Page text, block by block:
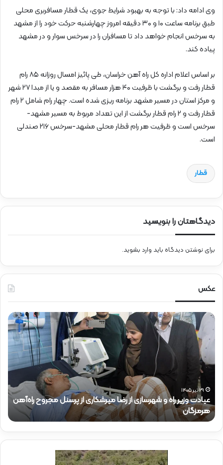
وی ادامه داد: با توجه به بهبود شرایط جوی، یک قطار مسافربری محلی
طبق برنامه ساعت ۱۰ و ۳۰ دقیقه امروز چهارشنبه حرکت خود را از مشهد
به سرخس انجام خواهد داد تا مسافران را در سرخس سوار و در مشهد
پیاده کند.
بر اساس اعلام اداره کل راه آهن خراسان، طی پائیز امسال روزانه ۸۵ رام
قطار رفت و برگشت با ظرفیت ۴۰ هزار مسافر به مقصد و یا از مبدا ۲۷ شهر
و مرکز استان در مسیر مشهد برنامه ریزی شده است. چهار رام شامل ۲ رام
قطار رفت و ۲ رام قطار برگشت از این تعداد مربوط به مسیر مشهد-
سرخس است و ظرفیت هر رام قطار محلی مشهد-سرخس ۲۱۶ صندلی
است.
قطار
دیدگاهتان را بنویسید
برای نوشتن دیدگاه باید وارد بشوید.
عکس
مجروح راه‌آهن
ح
ض
و
ر
د
ک
ت
ر
ذ
ا
ک
ر
ی
د
۱۵ تیر ۱۴۰۵
حضور دکتر ذاکری در موکب شهدای راه‌آهن